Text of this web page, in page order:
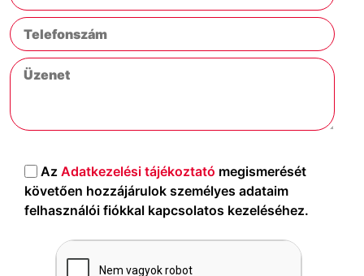
Az Adatkezelési tájékoztató megismerését
követően hozzájárulok személyes adataim
felhasználói fiókkal kapcsolatos kezeléséhez.